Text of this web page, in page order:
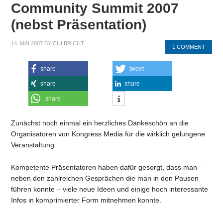
Community Summit 2007
(nebst Präsentation)
14. MAI 2007 BYCULBRICHT
1 COMMENT
share tweet
share share
share
Zunächst noch einmal ein herzliches Dankeschön an die
Organisatoren von Kongress Media für die wirklich gelungene
Veranstaltung.
Kompetente Präsentatoren haben dafür gesorgt, dass man –
neben den zahlreichen Gesprächen die man in den Pausen
führen konnte – viele neue Ideen und einige hoch interessante
Infos in komprimierter Form mitnehmen konnte.